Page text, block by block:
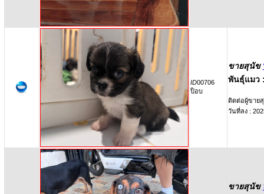
ID00706
ป็อบ
ขายสุนัข
พันธุ์แมว
ติดต่อผู้ขาย
วันที่ลง :
ขายสุนัข